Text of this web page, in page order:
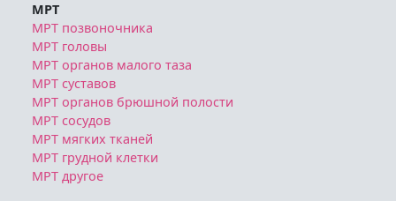
МРТ
МРТ позвоночника
МРТ головы
МРТ органов малого таза
МРТ суставов
МРТ органов брюшной полости
МРТ сосудов
МРТ мягких тканей
МРТ грудной клетки
МРТ другое